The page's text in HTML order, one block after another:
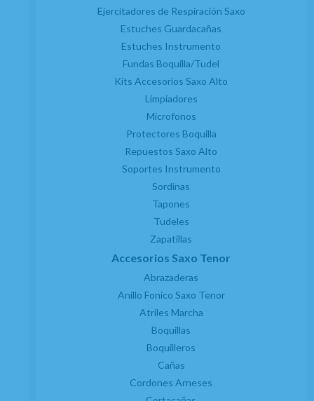
Ejercitadores de Respiración Saxo
Estuches Guardacañas
Estuches Instrumento
Fundas Boquilla/Tudel
Kits Accesorios Saxo Alto
Limpiadores
Microfonos
Protectores Boquilla
Repuestos Saxo Alto
Soportes Instrumento
Sordinas
Tapones
Tudeles
Zapatillas
Accesorios Saxo Tenor
Abrazaderas
Anillo Fonico Saxo Tenor
Atriles Marcha
Boquillas
Boquilleros
Cañas
Cordones Arneses